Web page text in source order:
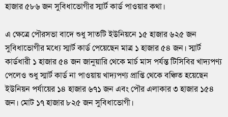
হাজার ৫৮৬ জন সুবিধাভোগীর স্মার্ট কার্ড পাওয়ার কথা।
এ ক্ষেত্রে পৌরসভা বাদে শুধু সাতটি ইউনিয়নে ১৫ হাজার ৬২৫ জন
সুবিধাভোগীর মধ্যে স্মার্ট কার্ড পেয়েছেন মাত্র ১ হাজার ৫৪ জন। স্মার্ট
কার্ডধারী ১ হাজার ৫৪ জন জানুয়ারি থেকে মার্চ মাস পর্যন্ত টিসিবির খাদ্যপণ্য
পেলেও শুধু স্মার্ট কার্ড না পাওয়ায় খাদ্যপণ্য প্রাপ্তি থেকে বঞ্চিত হয়েছেন
ইউনিয়ন পর্যায়ের ১৪ হাজার ৬৭১ জন এবং পৌর এলাকার ৩ হাজার ১৫৪
জন। মোট ১৭ হাজার ৮২৫ জন সুবিধাভোগী।